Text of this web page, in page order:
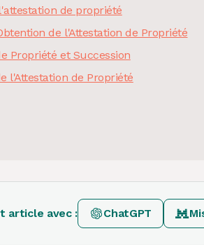
de propriété
de l'Attestation de Propriété
Propriété et Succession
l'Attestation de Propriété
article avec : ChatGPT